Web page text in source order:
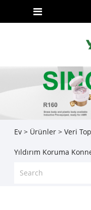
Ev > Ürünler> Veri
Yıldırım Koruma